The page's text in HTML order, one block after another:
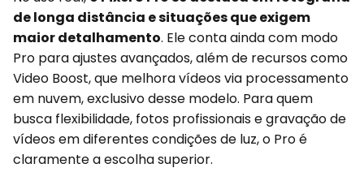
de longa distância e situações que exigem
maior detalhamento. Ele conta ainda com modo
Pro para ajustes avançados, além de recursos como
Video Boost, que melhora vídeos via processamento
em nuvem, exclusivo desse modelo. Para quem
busca flexibilidade, fotos profissionais e gravação de
vídeos em diferentes condições de luz, o Pro é
claramente a escolha superior.